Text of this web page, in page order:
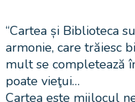
“Cartea și Biblioteca
armonie, care trăiesc
mult se completează
poate vieţui…
Cartea este mijlocul